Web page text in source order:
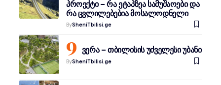
პროექტი – რა ეტაპზეა სამუშაოები და
რა ცვლილებებია მოსალოდნელი
BySheniTbilisi.ge
ვერა – თბილისის უძველესი უბანი
BySheniTbilisi.ge